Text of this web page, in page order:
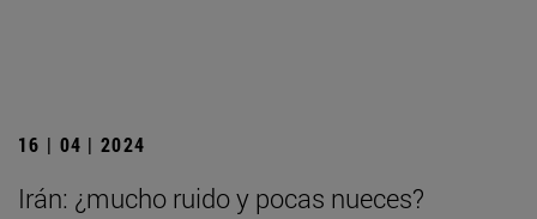
16 | 04 | 2024
Irán: ¿mucho ruido y pocas nueces?